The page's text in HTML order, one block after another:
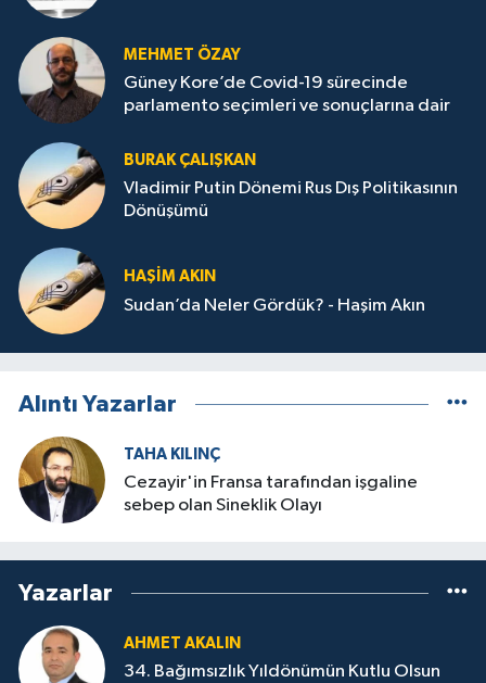
MEHMET ÖZAY
Güney Kore’de Covid-19 sürecinde
parlamento seçimleri ve sonuçlarına dair
BURAK ÇALIŞKAN
Vladimir Putin Dönemi Rus Dış Politikasının
Dönüşümü
HAŞIM AKIN
Sudan’da Neler Gördük? - Haşim Akın
Alıntı Yazarlar
TAHA KILINÇ
Cezayir'in Fransa tarafından işgaline
sebep olan Sineklik Olayı
Yazarlar
AHMET AKALIN
34. Bağımsızlık Yıldönümün Kutlu Olsun